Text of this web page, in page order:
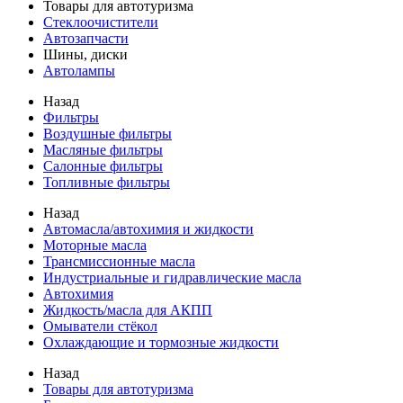
Товары для автотуризма
Стеклоочистители
Автозапчасти
Шины, диски
Автолампы
Назад
Фильтры
Воздушные фильтры
Масляные фильтры
Салонные фильтры
Топливные фильтры
Назад
Автомасла/автохимия и жидкости
Моторные масла
Трансмиссионные масла
Индустриальные и гидравлические масла
Автохимия
Жидкость/масла для АКПП
Омыватели стёкол
Охлаждающие и тормозные жидкости
Назад
Товары для автотуризма